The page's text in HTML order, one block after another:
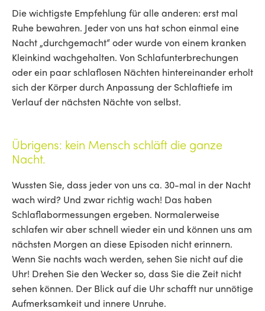
Die wichtigste Empfehlung für alle anderen: erst mal
Ruhe bewahren. Jeder von uns hat schon einmal eine
Nacht „durchgemacht“ oder wurde von einem kranken
Kleinkind wachgehalten. Von Schlafunterbrechungen
oder ein paar schlaflosen Nächten hintereinander erholt
sich der Körper durch Anpassung der Schlaftiefe im
Verlauf der nächsten Nächte von selbst.
Übrigens: kein Mensch schläft die ganze
Nacht.
Wussten Sie, dass jeder von uns ca. 30-mal in der Nacht
wach wird? Und zwar richtig wach! Das haben
Schlaflabormessungen ergeben. Normalerweise
schlafen wir aber schnell wieder ein und können uns am
nächsten Morgen an diese Episoden nicht erinnern.
Wenn Sie nachts wach werden, sehen Sie nicht auf die
Uhr! Drehen Sie den Wecker so, dass Sie die Zeit nicht
sehen können. Der Blick auf die Uhr schafft nur unnötige
Aufmerksamkeit und innere Unruhe.